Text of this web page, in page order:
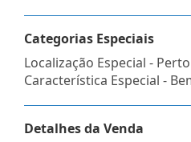
Categorias Especiais
Localização Especial -
Característica Especial -
Detalhes da Venda